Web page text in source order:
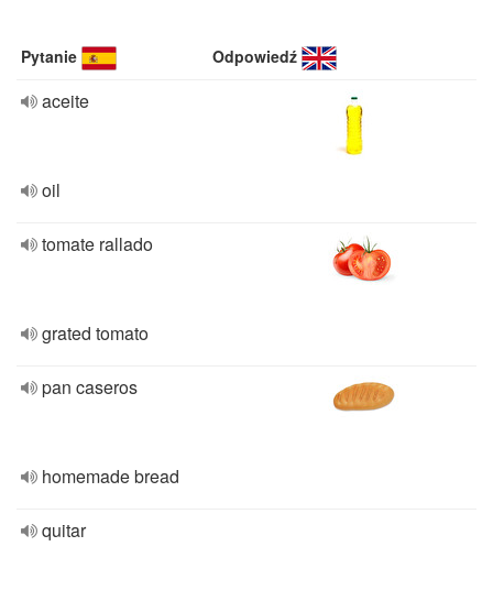
Pytanie Odpowiedź
aceite
oil
tomate rallado
grated tomato
pan caseros
homemade bread
quitar